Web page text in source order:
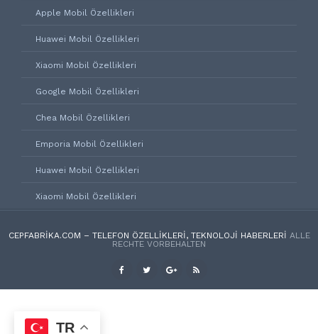
Apple Mobil Özellikleri
Huawei Mobil Özellikleri
Xiaomi Mobil Özellikleri
Google Mobil Özellikleri
Chea Mobil Özellikleri
Emporia Mobil Özellikleri
Huawei Mobil Özellikleri
Xiaomi Mobil Özellikleri
CEPFABRIKA.COM – TELEFON ÖZELLIKLERI, TEKNOLOJI HABERLERI ALLE
RECHTE VORBEHALTEN
TR